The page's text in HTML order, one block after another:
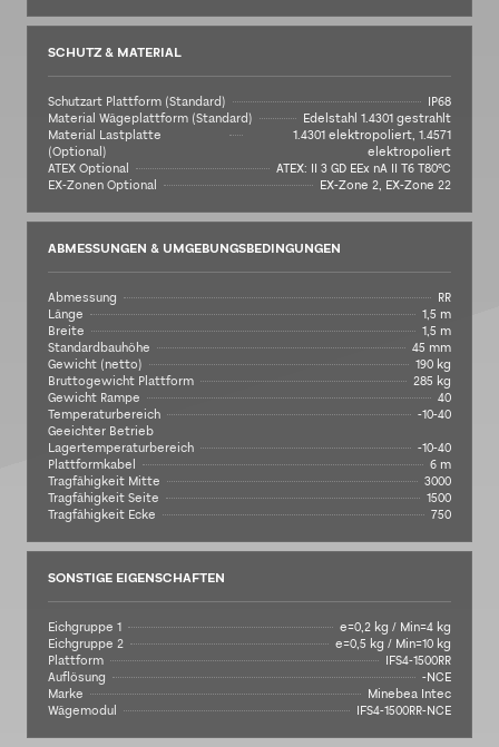
SCHUTZ & MATERIAL
Schutzart Plattform (Standard)
IP68
Material Wägeplattform (Standard)
Edelstahl 1.4301 gestrahlt
Material Lastplatte
(Optional)
1.4301 elektropoliert, 1.4571
elektropoliert
ATEX Optional
ATEX: II 3 GD EEx nA II T6 T80°C
EX-Zonen Optional
EX-Zone 2, EX-Zone 22
ABMESSUNGEN & UMGEBUNGSBEDINGUNGEN
Abmessung
RR
Länge
1,5 m
Breite
1,5 m
Standardbauhöhe
45 mm
Gewicht (netto)
190 kg
Bruttogewicht Plattform
285 kg
Gewicht Rampe
40
Temperaturbereich
Geeichter Betrieb
-10-40
Lagertemperaturbereich
-10-40
Plattformkabel
6 m
Tragfähigkeit Mitte
3000
Tragfähigkeit Seite
1500
Tragfähigkeit Ecke
750
SONSTIGE EIGENSCHAFTEN
Eichgruppe 1
e=0,2 kg / Min=4 kg
Eichgruppe 2
e=0,5 kg / Min=10 kg
Plattform
IFS4-1500RR
Auflösung
-NCE
Marke
Minebea Intec
Wägemodul
IFS4-1500RR-NCE